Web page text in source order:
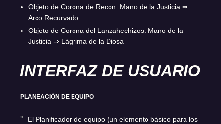
Objeto de Corona de Recon: Mano de la Justicia ⇒
Arco Recurvado
Objeto de Corona del Lanzahechizos: Mano de la
Justicia ⇒ Lágrima de la Diosa
INTERFAZ DE USUARIO
PLANEACIÓN DE EQUIPO
El Planificador de equipo (un elemento básico para los